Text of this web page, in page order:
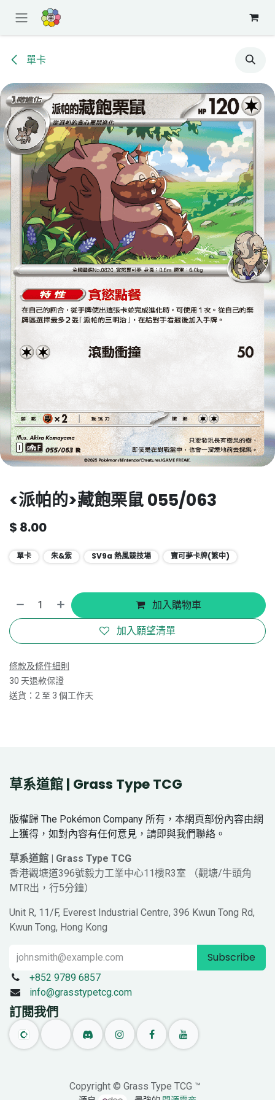
單卡
<派帕的>藏飽栗鼠 055/063
$ 8.00
單卡 朱&紫 SV9a 熱風競技場 寶可夢卡牌(繁中)
加入購物車
加入願望清單
條款及條件細則
30 天退款保證
送貨：2 至 3 個工作天
草系道館 | Grass Type TCG
版權歸 The Pokémon Company 所有，本網頁部份內容由網
上獲得，如對內容有任何意見，請即與我們聯絡。
草系道館 | Grass Type TCG
香港觀塘道396號毅力工業中心11樓R3室 （觀塘/牛頭角
MTR出，行5分鐘）
Unit R, 11/F, Everest Industrial Centre, 396 Kwun Tong Rd,
Kwun Tong, Hong Kong
Subscribe
+852 9789 6857
info@grasstypetcg.com
訂閱我們
Copyright © Grass Type TCG ™